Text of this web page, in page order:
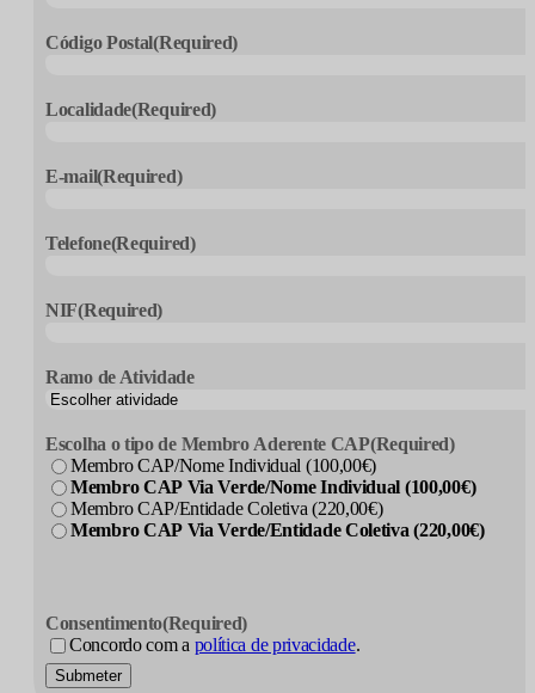
Código Postal(Required)
Localidade(Required)
E-mail(Required)
Telefone(Required)
NIF(Required)
Ramo de Atividade
Escolha o tipo de Membro Aderente CAP(Required)
Membro CAP/Nome Individual (100,00€)
Membro CAP Via Verde/Nome Individual (100,00€)
Membro CAP/Entidade Coletiva (220,00€)
Membro CAP Via Verde/Entidade Coletiva (220,00€)
Consentimento(Required)
Concordo com a política de privacidade.
Submeter